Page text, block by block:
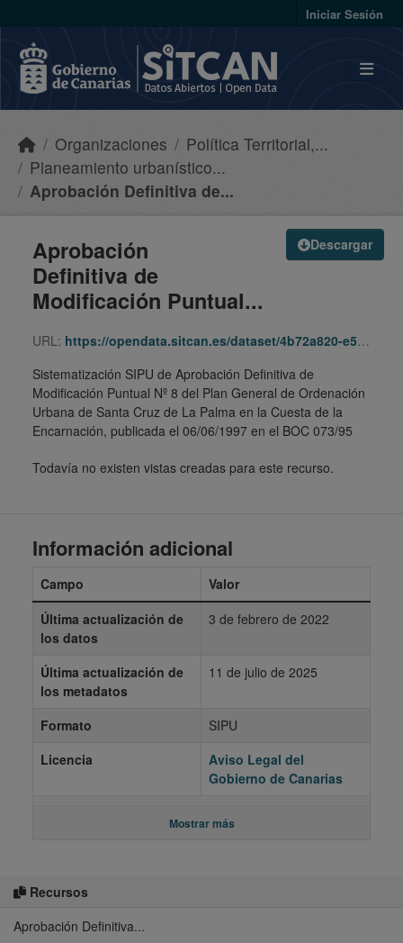
Iniciar Sesión
Organizaciones
Política Territorial,...
Planeamiento urbanístico...
Aprobación Definitiva de...
Descargar
Aprobación
Definitiva de
Modificación Puntual...
URL: https://opendata.sitcan.es/dataset/4b72a820-e587-49da-a173-200e563cd7ac/resource/bc5873d1-ebf7-49f9-a930-3fd61d05d653/download/da357763-bf6b-380c-8cfb-ea83c194c7e7.zip
Sistematización SIPU de Aprobación Definitiva de
Modificación Puntual Nº 8 del Plan General de Ordenación
Urbana de Santa Cruz de La Palma en la Cuesta de la
Encarnación, publicada el 06/06/1997 en el BOC 073/95
Todavía no existen vistas creadas para este recurso.
Recursos
Aprobación Definitiva...
Información adicional
Campo
Valor
Última actualización de
los datos
3 de febrero de 2022
Última actualización de
los metadatos
11 de julio de 2025
Formato
SIPU
Licencia
Aviso Legal del
Gobierno de Canarias
Mostrar más